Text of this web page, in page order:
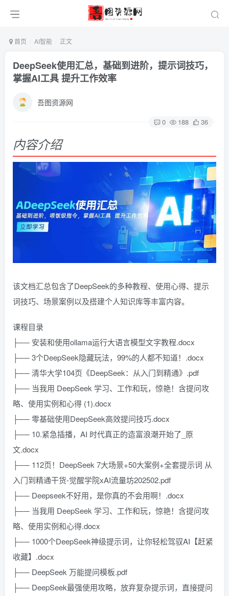
首页 AI智能 正文
DeepSeek使用汇总，基础到进阶，提示词技巧，
掌握AI工具 提升工作效率
吾图资源网
0 188 36
内容介绍
该文档汇总包含了DeepSeek的多种教程、使用心得、提示
词技巧、场景案例以及搭建个人知识库等丰富内容。
课程目录
├── 安装和使用ollama运行大语言模型文字教程.docx
├── 3个DeepSeek隐藏玩法，99%的人都不知道！.docx
├── 清华大学104页《DeepSeek：从入门到精通》.pdf
├── 当我用 DeepSeek 学习、工作和玩，惊艳！含提问攻
略、使用实例和心得 (1).docx
├── 零基础使用DeepSeek高效提问技巧.docx
├── 10.紧急插播，AI 时代真正的造富浪潮开始了_原
文.docx
├── 112页！DeepSeek 7大场景+50大案例+全套提示词 从
入门到精通干货-觉醒学院xAI流量坊202502.pdf
├── Deepseek不好用，是你真的不会用啊！.docx
├── 当我用 DeepSeek 学习、工作和玩，惊艳！含提问攻
略、使用实例和心得.docx
├── 1000个DeepSeek神级提示词，让你轻松驾驭AI【赶紧
收藏】.docx
├── DeepSeek 万能提问模板.pdf
├── DeepSeek最强使用攻略，放弃复杂提示词，直接提问